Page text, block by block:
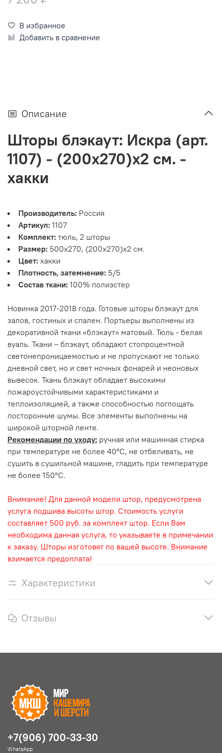
В избранное
Добавить в сравнение
Описание
Шторы блэкаут: Искра (арт.
1107) - (200х270)х2 см. -
хакки
Производитель: Россия
Артикул: 1107
Комплект: тюль, 2 шторы
Размер: 500х270, (200х270)х2 см.
Цвет: хакки
Плотность, затемнение: 5/5
Состав ткани: 100% полиэстер
Новинка 2017-2018 года. Готовые шторы блэкаут для
залов, гостиных и спален. Портьеры выполнены из
декоративной ткани «блэкаут» матовый. Тюль - белая
вуаль. Ткани – блэкаут, обладают стопроцентной
светонепроницаемостью и не пропускают не только
дневной свет, но и свет ночных фонарей и неоновых
вывесок. Ткань блэкаут обладает высокими
пожароустойчивыми характеристиками и
теплоизоляцией, а также способностью поглощать
посторонние шумы. Все элементы выполнены на
широкой шторной ленте.
Рекомендации по уходу: ручная или машинная стирка
при температуре не более 40°С, не отбеливать, не
сушить в сушильной машине, гладить при температуре
не более 150°С.
Внимание! Для данной модели штор, предусмотрена
услуга подшива высоты штор. Стоимость услуги
составляет 500 руб. за комплект штор. Если Вам
необходима данная услуга, то указываете в примечании
к заказу. Шторы изготовят по вашей высоте. Внимание
взимается предоплата!
Характеристики
Отзывы
+7(906) 700-33-30
WhatsApp